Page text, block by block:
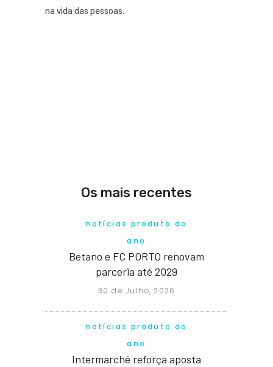
na vida das pessoas.
Os mais recentes
notícias produto do
ano
Betano e FC PORTO renovam
parceria até 2029
30 de Julho, 2026
notícias produto do
ano
Intermarché reforça aposta